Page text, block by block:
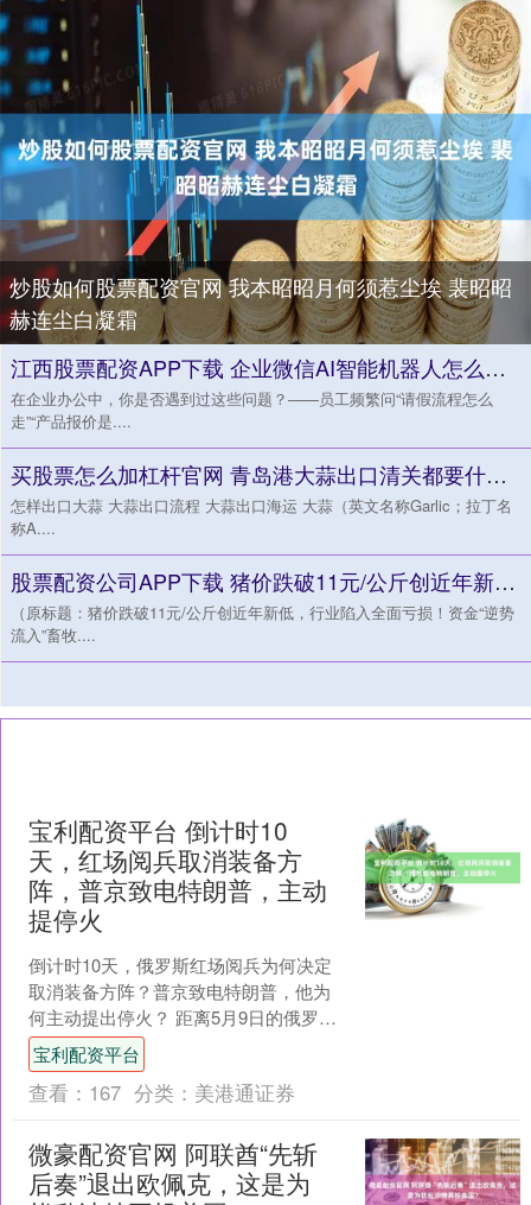
炒股如何股票配资官网 我本昭昭月何须惹尘埃 裴昭昭
赫连尘白凝霜
江西股票配资APP下载 企业微信AI智能机器人怎么用：从创建到落地，一文讲清
在企业办公中，你是否遇到过这些问题？——员工频繁问“请假流程怎么
走”“产品报价是....
买股票怎么加杠杆官网 青岛港大蒜出口清关都要什么手续出口大蒜清关一站式报关报检海运订舱
怎样出口大蒜 大蒜出口流程 大蒜出口海运 大蒜（英文名称Garlic；拉丁名
称A....
股票配资公司APP下载 猪价跌破11元/公斤创近年新低，行业陷入全面亏损！资金“逆势流入”畜牧养殖ETF（516670）
（原标题：猪价跌破11元/公斤创近年新低，行业陷入全面亏损！资金“逆势
流入”畜牧....
宝利配资平台 倒计时10
天，红场阅兵取消装备方
阵，普京致电特朗普，主动
提停火
倒计时10天，俄罗斯红场阅兵为何决定
取消装备方阵？普京致电特朗普，他为
何主动提出停火？ 距离5月9日的俄罗斯
胜利日纪念日只剩下10天的时间，在过
去的几年中，俄乌....
宝利配资平台
查看： 167 分类： 美港通证券
微豪配资官网 阿联酋“先斩
后奏”退出欧佩克，这是为